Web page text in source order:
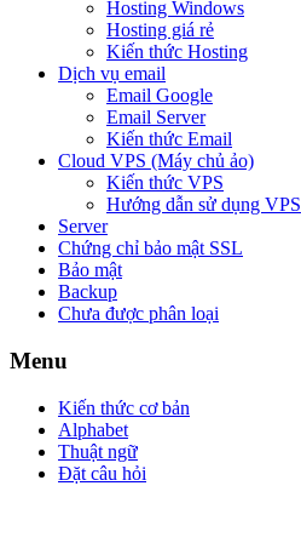
Hosting Windows
Hosting giá rẻ
Kiến thức Hosting
Dịch vụ email
Email Google
Email Server
Kiến thức Email
Cloud VPS (Máy chủ ảo)
Kiến thức VPS
Hướng dẫn sử dụng VPS
Server
Chứng chỉ bảo mật SSL
Bảo mật
Backup
Chưa được phân loại
Menu
Kiến thức cơ bản
Alphabet
Thuật ngữ
Đặt câu hỏi